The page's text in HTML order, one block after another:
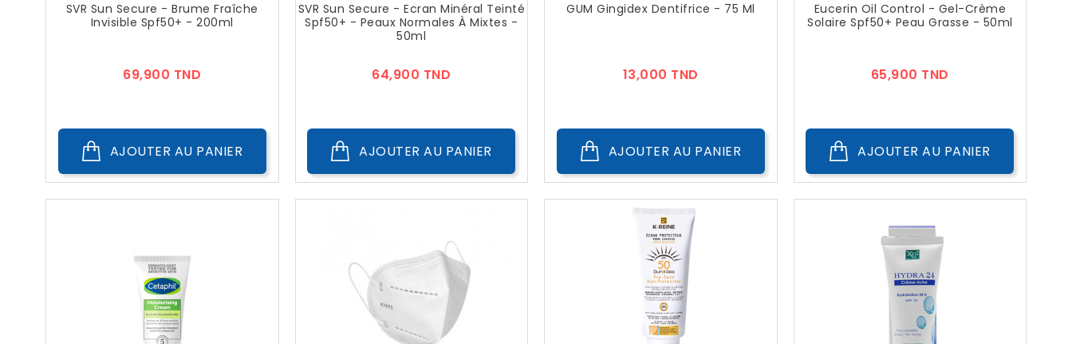
SVR Sun Secure - Brume Fraîche
Invisible Spf50+ - 200ml
69,900 TND
AJOUTER AU PANIER
SVR Sun Secure - Ecran Minéral Teinté
Spf50+ - Peaux Normales À Mixtes -
50ml
64,900 TND
AJOUTER AU PANIER
GUM Gingidex Dentifrice - 75 Ml
13,000 TND
AJOUTER AU PANIER
Eucerin Oil Control - Gel-Crème
Solaire Spf50+ Peau Grasse - 50ml
65,900 TND
AJOUTER AU PANIER